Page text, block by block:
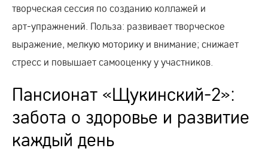
творческая сессия по созданию коллажей и
арт‑упражнений. Польза: развивает творческое
выражение, мелкую моторику и внимание; снижает
стресс и повышает самооценку у участников.
Пансионат «Щукинский-2»:
забота о здоровье и развитие
каждый день